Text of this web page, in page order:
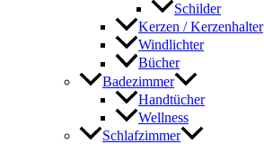
Schilder
Kerzen / Kerzenhalter
Windlichter
Bücher
Badezimmer
Handtücher
Wellness
Schlafzimmer